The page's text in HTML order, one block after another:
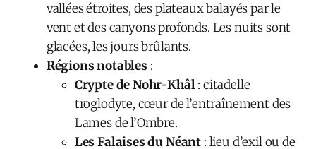
vallées étroites, des plateaux balayés par le
vent et des canyons profonds. Les nuits sont
glacées, les jours brûlants.
Régions notables :
Crypte de Nohr-Khâl: citadelle
troglodyte, cœur de l’entraînement des
Lames de l’Ombre.
Les Falaises du Néant : lieu d’exil ou de